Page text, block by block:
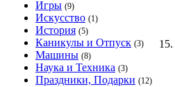
Игры (9)
Искусство (1)
История (5)
Каникулы и Отпуск (3)
Машины (8)
Наука и Техника (3)
Праздники, Подарки (12)
15.